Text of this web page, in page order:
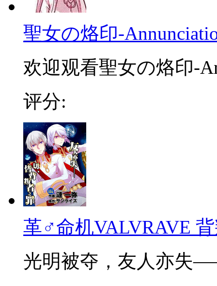
聖女の烙印-
欢迎观看聖女の烙印-
评分:
革♂命机VALVRAVE
光明被夺，友人亦失